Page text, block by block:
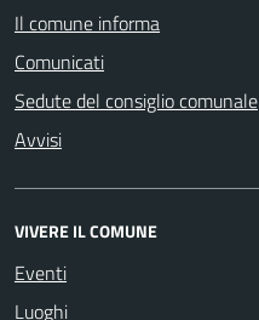
Il comune informa
Comunicati
Sedute del consiglio comunale
Avvisi
VIVERE IL COMUNE
Eventi
Luoghi